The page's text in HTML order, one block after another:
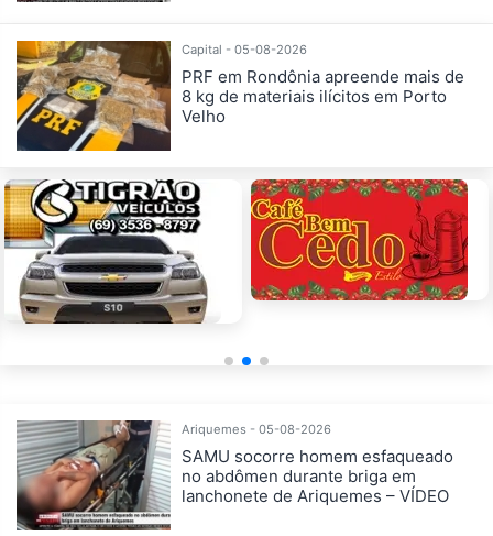
Capital - 05-08-2026
PRF em Rondônia apreende mais de
8 kg de materiais ilícitos em Porto
Velho
Ariquemes - 05-08-2026
SAMU socorre homem esfaqueado
no abdômen durante briga em
lanchonete de Ariquemes – VÍDEO